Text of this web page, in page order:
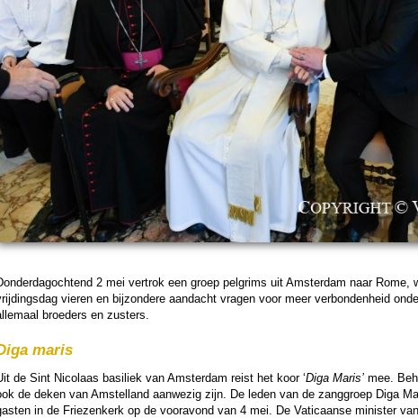
2 mei ver­trok een groep pelgrims uit Am­ster­dam naar
vieren en bij­zon­dere aan­dacht vragen voor meer ver­bon­den­heid
broe­ders en zusters.
maris
de Sint Nicolaas basiliek van Am­ster­dam reist het koor ‘Diga Maris’mee.
de deken van Amstelland aanwe­zig zijn. De leden van de zang­groep Diga
in de Friezen­kerk op de voor­avond van 4 mei. De Vati­caanse minister